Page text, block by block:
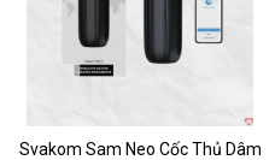
Svakom Sam Neo Cốc Thủ Dâm